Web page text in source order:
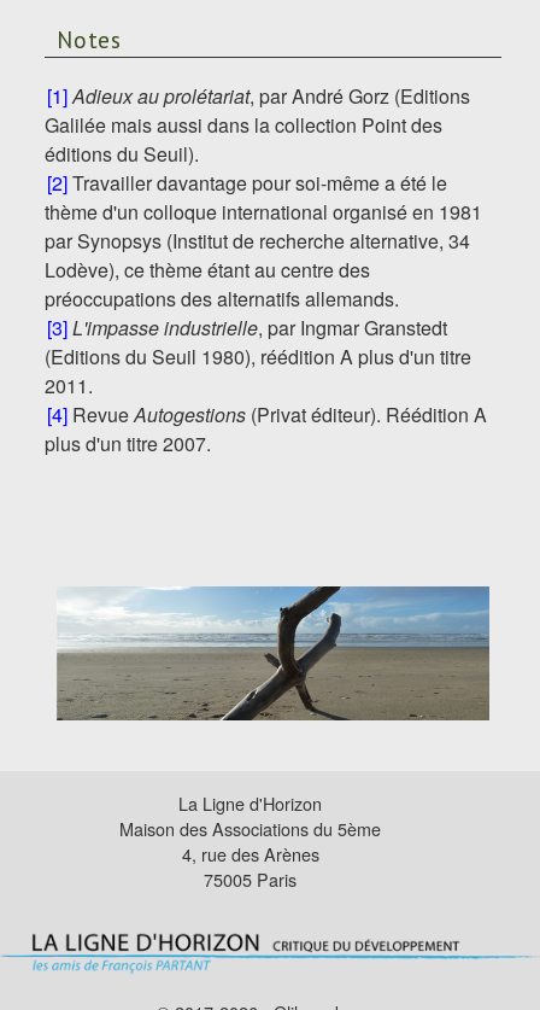
Notes
[1]Adieux au prolétariat, par André Gorz (Editions
Galilée mais aussi dans la collection Point des
éditions du Seuil).
[2]Travailler davantage pour soi-même a été le
thème d'un colloque international organisé en 1981
par Synopsys (Institut de recherche alternative, 34
Lodève), ce thème étant au centre des
préoccupations des alternatifs allemands.
[3]L'impasse industrielle, par Ingmar Granstedt
(Editions du Seuil 1980), réédition A plus d'un titre
2011.
[4] RevueAutogestions (Privat éditeur). Réédition A
plus d'un titre 2007.
La Ligne d'Horizon
Maison des Associations du 5ème
4, rue des Arènes
75005 Paris